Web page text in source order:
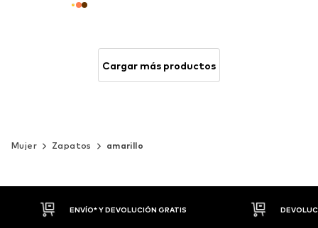
Cargar más productos
Mujer Zapatos amarillo
DEVOLUCIONES HASTA 30 DÍAS